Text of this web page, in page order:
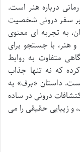
درباره هنر است.
بر سفر درونی شخصیت
به تجربه ای معنوی
با جستجو برای
متفاوت به روابط
که نه تنها جذاب
داستان «برف» به
درونی در ساده
و زیبایی حقیقی را می